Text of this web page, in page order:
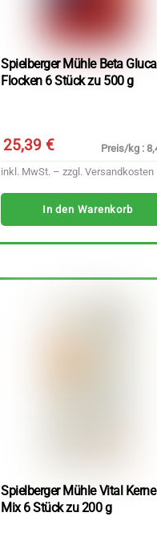
Spielberger Mühle Beta
Flocken 6 Stück zu 500 g
25,39 €
Preis/kg :
inkl. MwSt. – zzgl.Versandkosten
In den Warenkorb
Spielberger Mühle Vital Kerne
Mix 6 Stück zu 200 g